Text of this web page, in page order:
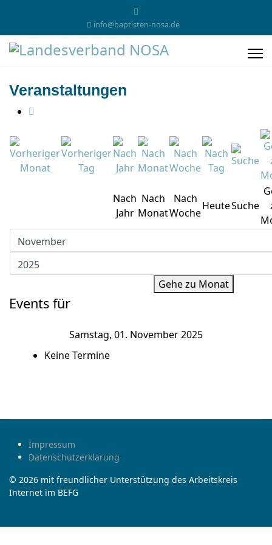
info@baptisten-nosa.de
Veranstaltungen
Nach
Jahr
Nach
Monat
Nach
Woche
HeuteSuche
Gehe zu Monat
Events für
Samstag, 01. November 2025
Keine Termine
Impressum
Datenschutzerklärung
© 2026 mit freundlicher Unterstützung des Arbeitskreis
Internet im BEFG